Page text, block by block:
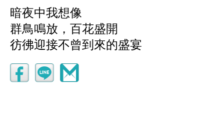
暗夜中我想像
群鳥鳴放，百花盛開
彷彿迎接不曾到來的盛宴